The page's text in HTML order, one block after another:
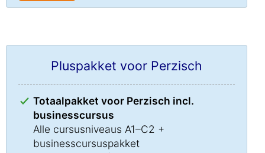
Pluspakket voor Perzisch
Totaalpakket voor Perzisch incl.
businesscursus
Alle cursusniveaus A1–C2 +
businesscursuspakket